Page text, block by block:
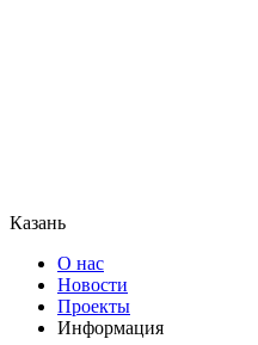
Казань
О нас
Новости
Проекты
Информация